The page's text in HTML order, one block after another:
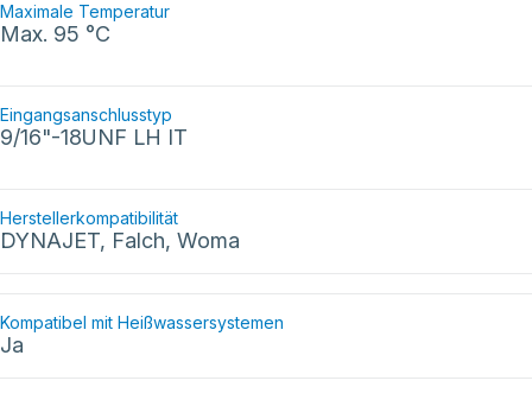
Maximale Temperatur
Max. 95 °C
Eingangsanschlusstyp
9/16"-18UNF LH IT
Herstellerkompatibilität
DYNAJET, Falch, Woma
Kompatibel mit Heißwassersystemen
Ja